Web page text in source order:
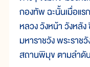
กองทัพ ฉะนั้นเมื่อแร
หลวง วังหน้า วังหลั
มหาราชวัง พระราช
สถานพิมุข ตามลำดั